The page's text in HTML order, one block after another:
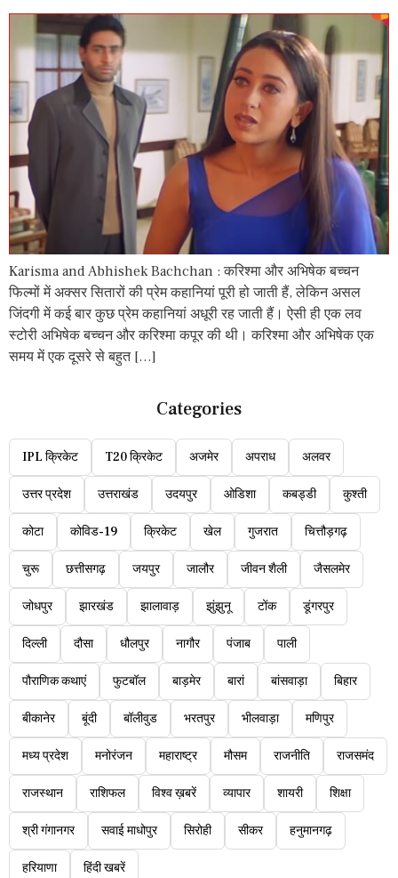
Karisma and Abhishek Bachchan : करिश्मा और अभिषेक बच्चन
फिल्मों में अक्सर सितारों की प्रेम कहानियां पूरी हो जाती हैं, लेकिन असल
जिंदगी में कई बार कुछ प्रेम कहानियां अधूरी रह जाती हैं। ऐसी ही एक लव
स्टोरी अभिषेक बच्चन और करिश्मा कपूर की थी। करिश्मा और अभिषेक एक
समय में एक दूसरे से बहुत […]
Categories
IPL क्रिकेट T20 क्रिकेट अजमेर अपराध अलवर
उत्तर प्रदेश उत्तराखंड उदयपुर ओडिशा कबड्डी कुश्ती
कोटा कोविड-19 क्रिकेट खेल गुजरात चित्तौड़गढ़
चुरू छत्तीसगढ़ जयपुर जालौर जीवन शैली जैसलमेर
जोधपुर झारखंड झालावाड़ झुंझुनू टोंक डूंगरपुर
दिल्ली दौसा धौलपुर नागौर पंजाब पाली
पौराणिक कथाएं फुटबॉल बाड़मेर बारां बांसवाड़ा बिहार
बीकानेर बूंदी बॉलीवुड भरतपुर भीलवाड़ा मणिपुर
मध्य प्रदेश मनोरंजन महाराष्ट्र मौसम राजनीति राजसमंद
राजस्थान राशिफल विश्व ख़बरें व्यापार शायरी शिक्षा
श्री गंगानगर सवाई माधोपुर सिरोही सीकर हनुमानगढ़
हरियाणा हिंदी खबरें